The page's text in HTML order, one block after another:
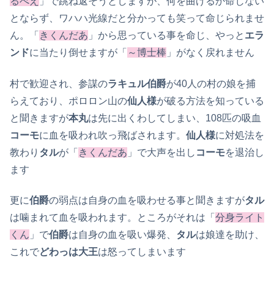
とならず、ワハハ光線だと分かっても笑って命じられませ
ん。「 きくんだあ 」から思っている事を命じ、やっと エラ
ンドに当たり倒せますが「 ～博士棒 」がなく戻れません
村で歓迎され、参謀のラキュル伯爵が40人の村の娘を捕
らえており、ポロロン山の仙人様が破る方法を知っている
と聞きますが本丸は先に出くわしてしまい、108匹の吸血
コーモに血を吸われ吹っ飛ばされます。 仙人様に対処法を
教わり タルが「 きくんだあ 」で大声を出し コーモを退治し
ます
更に伯爵の弱点は自身の血を吸わせる事と聞きますがタル
は噛まれて血を吸われます。ところがそれは「 分身ライト
くん 」で伯爵は自身の血を吸い爆発、 タルは娘達を助け、
これでどわっは大王は怒ってしまいます